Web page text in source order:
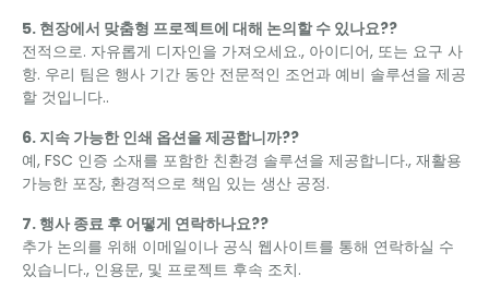
5. 현장에서 맞춤형 프로젝트에 대해 논의할 수 있나요??
전적으로. 자유롭게 디자인을 가져오세요., 아이디어, 또는 요구 사
항. 우리 팀은 행사 기간 동안 전문적인 조언과 예비 솔루션을 제공
할 것입니다..
6. 지속 가능한 인쇄 옵션을 제공합니까??
예, FSC 인증 소재를 포함한 친환경 솔루션을 제공합니다., 재활용
가능한 포장, 환경적으로 책임 있는 생산 공정.
7. 행사 종료 후 어떻게 연락하나요??
추가 논의를 위해 이메일이나 공식 웹사이트를 통해 연락하실 수
있습니다., 인용문, 및 프로젝트 후속 조치.